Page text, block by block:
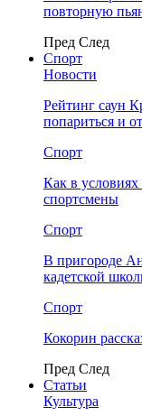
повторную
Пред След
Спорт
Новости
Рейтинг саун
попариться и
Спорт
Как в
спортсмены
Спорт
В пригороде
кадетской
Спорт
Кокорин
Пред След
Статьи
Культура